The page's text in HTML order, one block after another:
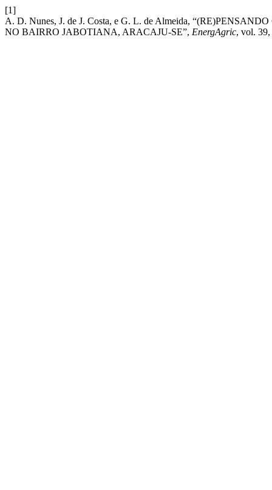
[1]
A. D. Nunes, J. de J. Costa, e G. L. de Almeida,
NO BAIRRO JABOTIANA, ARACAJU-SE”, EnergAgric, vol. 39,